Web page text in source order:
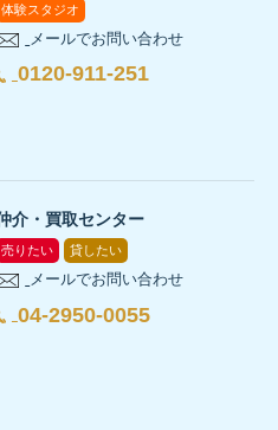
約の締結まで：約1ヶ月
却サービスをご用意しております
しすぎに注意
に相談しよう
定はこちら
談はこちら
体験スタジオ
メールでお問い合わせ
0120-911-251
介・買取センター
売りたい 貸したい
メールでお問い合わせ
04-2950-0055